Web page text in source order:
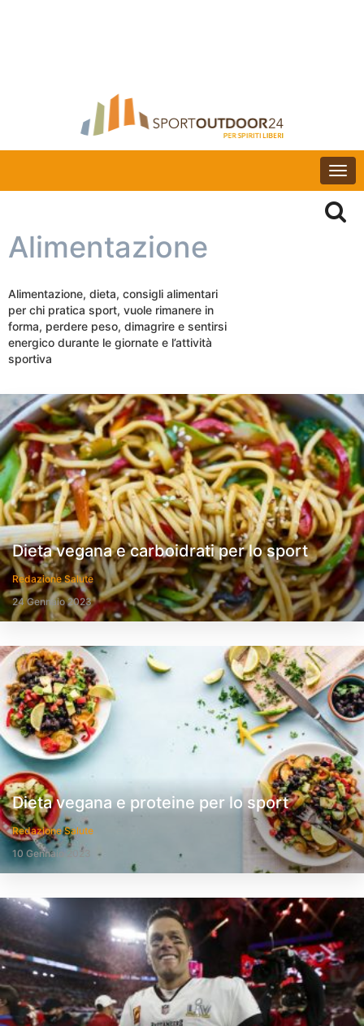
Alimentazione
Alimentazione, dieta, consigli alimentari
per chi pratica sport, vuole rimanere in
forma, perdere peso, dimagrire e sentirsi
energico durante le giornate e l’attività
sportiva
Dieta vegana e carboidrati per lo sport
Redazione Salute
24 Gennaio 2023
Dieta vegana e proteine per lo sport
Redazione Salute
10 Gennaio 2023